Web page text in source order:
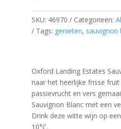
SKU: 46970 Categorieën:
Tags: genieten, sauvignon
Oxford Landing Estates
naar het heerlijke frisse
passievrucht en vers
Sauvignon Blanc met een
Drink deze witte wijn op
10°C.